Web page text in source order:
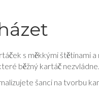
s měkkými štětinami
běžný kartáč nezvládne.
šanci na tvorbu